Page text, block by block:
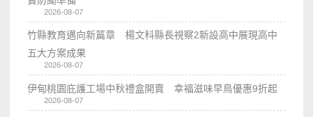
2026-08-07
竹縣教育邁向新篇章 楊文科縣長視察2新設高中展現高中
五大方案成果
2026-08-07
伊甸桃園庇護工場中秋禮盒開賣 幸福滋味早鳥優惠9折起
2026-08-07